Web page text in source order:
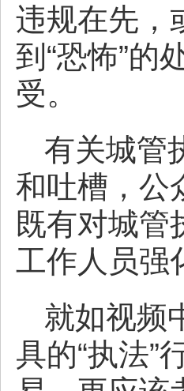
违规在先，
到“恐怖”的
受。
有关城管
和吐槽，公
既有对城管
工作人员强
就如视频
具的“执法”